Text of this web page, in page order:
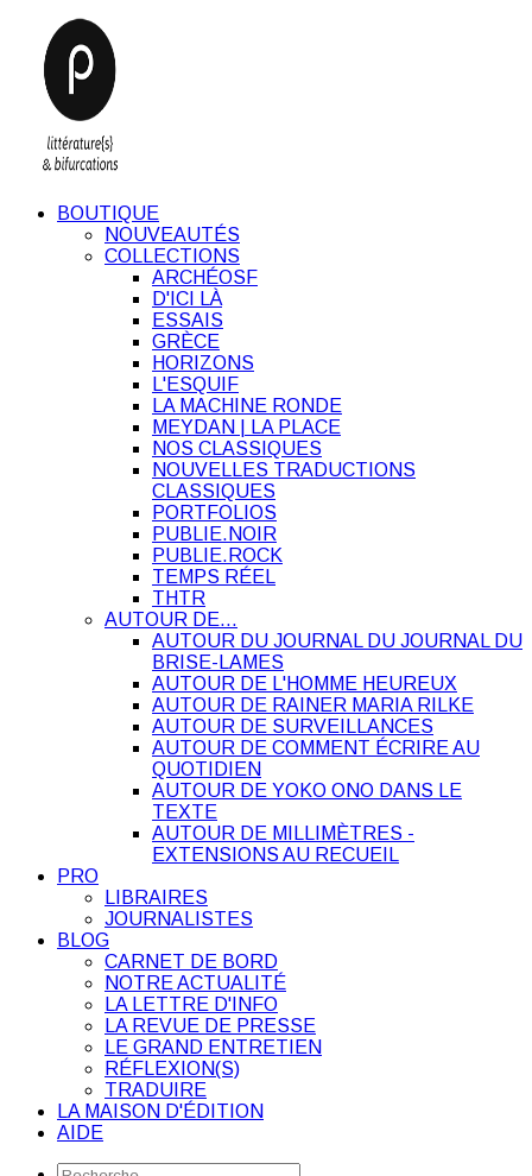
BOUTIQUE
NOUVEAUTÉS
COLLECTIONS
ARCHÉOSF
D'ICI LÀ
ESSAIS
GRÈCE
HORIZONS
L'ESQUIF
LA MACHINE RONDE
MEYDAN | LA PLACE
NOS CLASSIQUES
NOUVELLES TRADUCTIONS
CLASSIQUES
PORTFOLIOS
PUBLIE.NOIR
PUBLIE.ROCK
TEMPS RÉEL
THTR
AUTOUR DE…
AUTOUR DU JOURNAL DU JOURNAL DU
BRISE-LAMES
AUTOUR DE L'HOMME HEUREUX
AUTOUR DE RAINER MARIA RILKE
AUTOUR DE SURVEILLANCES
AUTOUR DE COMMENT ÉCRIRE AU
QUOTIDIEN
AUTOUR DE YOKO ONO DANS LE
TEXTE
AUTOUR DE MILLIMÈTRES -
EXTENSIONS AU RECUEIL
PRO
LIBRAIRES
JOURNALISTES
BLOG
CARNET DE BORD
NOTRE ACTUALITÉ
LA LETTRE D'INFO
LA REVUE DE PRESSE
LE GRAND ENTRETIEN
RÉFLEXION(S)
TRADUIRE
LA MAISON D'ÉDITION
AIDE